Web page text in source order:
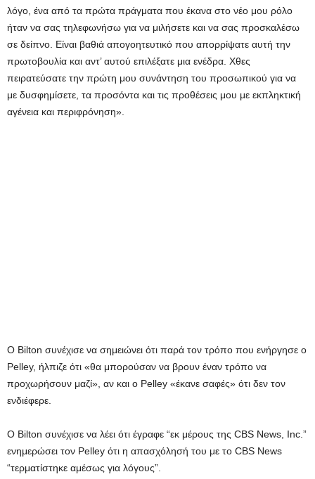
λόγο, ένα από τα πρώτα πράγματα που έκανα στο νέο μου ρόλο
ήταν να σας τηλεφωνήσω για να μιλήσετε και να σας προσκαλέσω
σε δείπνο. Είναι βαθιά απογοητευτικό που απορρίψατε αυτή την
πρωτοβουλία και αντ’ αυτού επιλέξατε μια ενέδρα. Χθες
πειρατεύσατε την πρώτη μου συνάντηση του προσωπικού για να
με δυσφημίσετε, τα προσόντα και τις προθέσεις μου με εκπληκτική
αγένεια και περιφρόνηση».
Ο Bilton συνέχισε να σημειώνει ότι παρά τον τρόπο που ενήργησε ο
Pelley, ήλπιζε ότι «θα μπορούσαν να βρουν έναν τρόπο να
προχωρήσουν μαζί», αν και ο Pelley «έκανε σαφές» ότι δεν τον
ενδιέφερε.
Ο Bilton συνέχισε να λέει ότι έγραφε “εκ μέρους της CBS News, Inc.”
ενημερώσει τον Pelley ότι η απασχόλησή του με το CBS News
“τερματίστηκε αμέσως για λόγους”.